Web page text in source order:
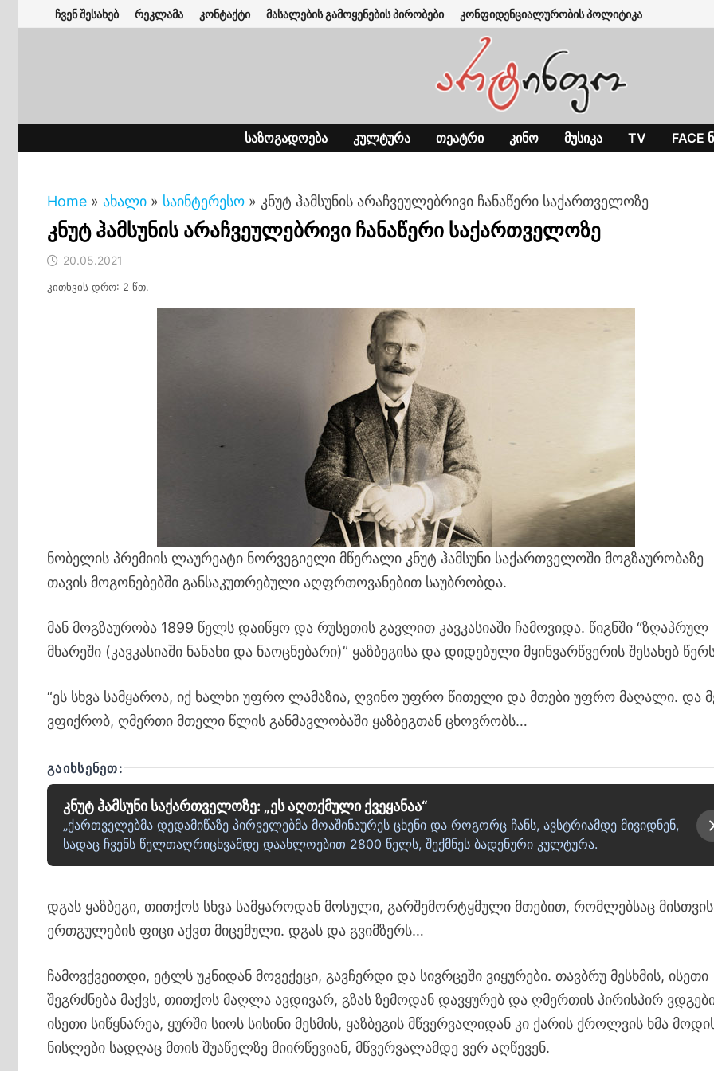
to
ჩვენ შესახებ რეკლამა კონტაქტი მასალების გამოყენების პირობები კონფიდენციალურობის პოლიტიკა
ᲡᲐᲖᲝᲒᲐᲓᲝᲔᲑᲐ ᲙᲣᲚᲢᲣᲠᲐ ᲗᲔᲐᲢᲠᲘ ᲙᲘᲜᲝ ᲛᲣᲡᲘᲙᲐ TV FACE
Home » ახალი » საინტერესო » კნუტ ჰამსუნის არაჩვეულებრივი ჩანაწერი საქართველოზე
კნუტ ჰამსუნის არაჩვეულებრივი ჩანაწერი საქართველოზე
20.05.2021
კითხვის დრო: 2 წთ.
ნობელის პრემიის ლაურეატი ნორვეგიელი მწერალი კნუტ ჰამსუნი საქართველოში მოგზაურობაზე
თავის მოგონებებში განსაკუთრებული აღფრთოვანებით საუბრობდა.
მან მოგზაურობა 1899 წელს დაიწყო და რუსეთის გავლით კავკასიაში ჩამოვიდა. წიგნში “ზღაპრულ
მხარეში (კავკასიაში ნანახი და ნაოცნებარი)” ყაზბეგისა და დიდებული მყინვარწვერის შესახებ
“ეს სხვა სამყაროა, იქ ხალხი უფრო ლამაზია, ღვინო უფრო წითელი და მთები უფრო მაღალი. და
ვფიქრობ, ღმერთი მთელი წლის განმავლობაში ყაზბეგთან ცხოვრობს…
ᲒᲐᲘᲮᲡᲔᲜᲔᲗ:
კნუტ ჰამსუნი საქართველოზე: „ეს აღთქმული ქვეყანაა“
„ქართველებმა დედამიწაზე პირველებმა მოაშინაურეს ცხენი და როგორც ჩანს, ავსტრიამდე მივიდნენ,
სადაც ჩვენს წელთაღრიცხვამდე დაახლოებით 2800 წელს, შექმნეს ბადენური კულტურა.
დგას ყაზბეგი, თითქოს სხვა სამყაროდან მოსული, გარშემორტყმული მთებით, რომლებსაც მისთვის
ერთგულების ფიცი აქვთ მიცემული. დგას და გვიმზერს…
ჩამოვქვეითდი, ეტლს უკნიდან მოვექეცი, გავჩერდი და სივრცეში ვიყურები. თავბრუ მესხმის, ისეთი
შეგრძნება მაქვს, თითქოს მაღლა ავდივარ, გზას ზემოდან დავყურებ და ღმერთის პირისპირ
ისეთი სიწყნარეა, ყურში სიოს სისინი მესმის, ყაზბეგის მწვერვალიდან კი ქარის ქროლვის ხმა
ნისლები სადღაც მთის შუაწელზე მიირწევიან, მწვერვალამდე ვერ აღწევენ.